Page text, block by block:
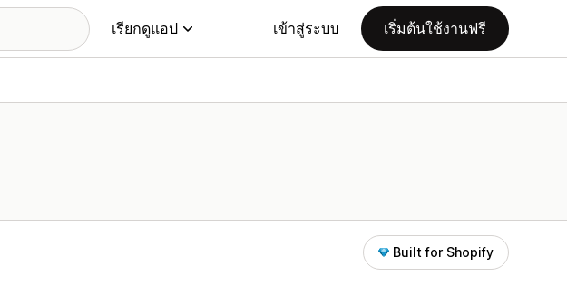
เรียกดูแอป เข้าสู่ระบบ เริ่มต้นใช้งานฟรี
Built for Shopify